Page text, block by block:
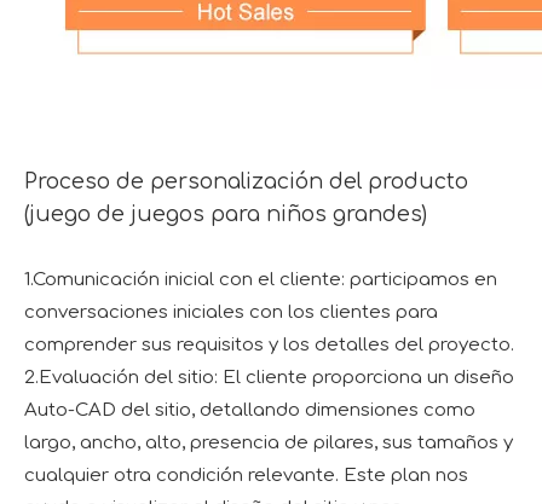
Proceso de personalización del producto
(juego de juegos para niños grandes)
1.Comunicación inicial con el cliente: participamos en
conversaciones iniciales con los clientes para
comprender sus requisitos y los detalles del proyecto.
2.Evaluación del sitio: El cliente proporciona un diseño
Auto-CAD del sitio, detallando dimensiones como
largo, ancho, alto, presencia de pilares, sus tamaños y
cualquier otra condición relevante. Este plan nos